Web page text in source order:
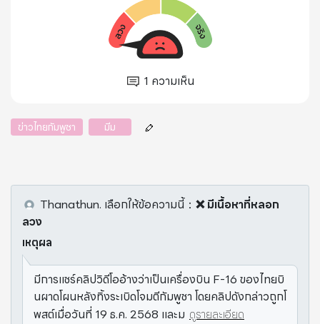
1 ความเห็น
ข่าวไทยกัมพูชา มีม
Thanathun. เลือกให้ข้อความนี้： ❌ มีเนื้อหาที่หลอก
ลวง
เหตุผล
มีการแชร์คลิปวิดีโออ้างว่าเป็นเครื่องบิน F-16 ของไทยบิ
นผาดโผนหลังทิ้งระเบิดโจมตีกัมพูชา โดยคลิปดังกล่าวถูกโ
พสต์เมื่อวันที่ 19 ธ.ค. 2568 และม ดูรายละเอียด